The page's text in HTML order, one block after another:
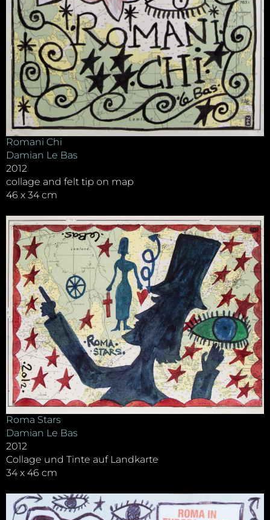
Romani Chi
Damian Le Bas
2012
collage and felt tip on map
46 x 34 cm
Roma Stars
Damian Le Bas
2012
Collage und Tinte auf Landkarte
34 x 46 cm